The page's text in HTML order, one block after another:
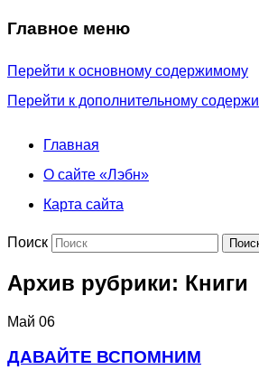
Главное меню
Перейти к основному содержимому
Перейти к дополнительному
Главная
О сайте «Лэбн»
Карта сайта
Поиск
Архив рубрики: Книги
Май 06
ДАВАЙТЕ ВСПОМНИМ